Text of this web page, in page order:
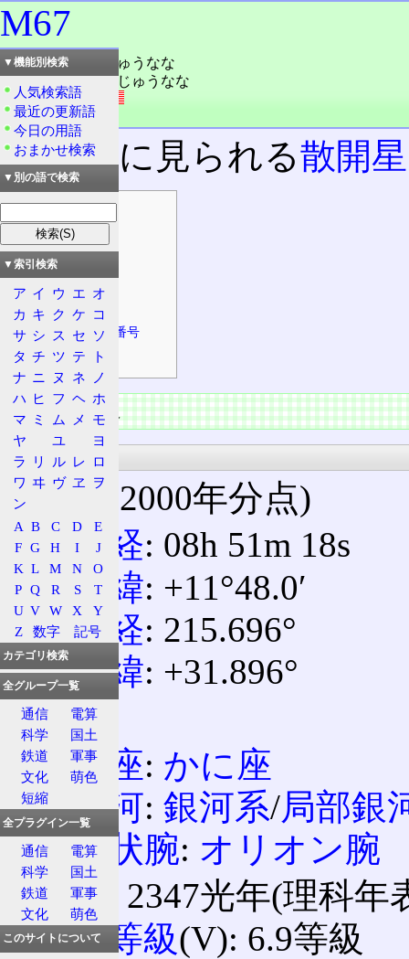
M67
読み：エムろくじゅうなな
読み：メシエろくじゅうなな
外語：M67
品詞：固有名詞
かに座に見られる散開
目次
天体の情報
基本情報
物理的情報
詳細情報
主なカタログ番号
天体の特徴
天体の情報
基本情報
座標(2000年分点)
赤経: 08h 51m 18s
赤緯: +11°48.0′
銀経: 215.696°
銀緯: +31.896°
所属
星座: かに座
銀河: 銀河系/局部銀
渦状腕: オリオン腕
距離: 2347光年(理科年
実視等級(V): 6.9等級
▼機能別検索
人気検索語
最近の更新語
今日の用語
おまかせ検索
▼別の語で検索
▼索引検索
ア イ ウ エ オ
カ キ ク ケ コ
サ シ ス セ ソ
タ チ ツ テ
ト
ナ ニ ヌ ネ
ノ
ハ ヒ フ ヘ ホ
マ ミ ム メ
モ
ヤ
ユ
ヨ
ラ
リ ル レ ロ
ワ ヰ ヴ ヱ
ヲ
ン
A B C D
E
F G H I
J
K L M N
O
P Q R S
T
U V W X
Y
Z
数字 記号
カテゴリ検索
全グループ一覧
通信
電算
科学
国土
鉄道
軍事
文化
萌色
短縮
全プラグイン一覧
通信
電算
科学
国土
鉄道
軍事
文化
萌色
このサイトについて